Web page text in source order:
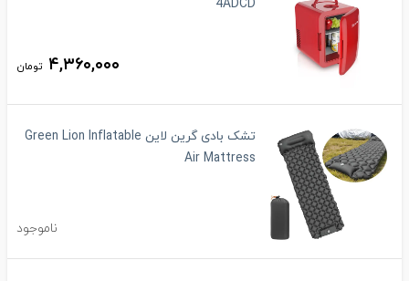
4ADCD
۴,۳۶۰,۰۰۰ تومان
تشک بادی گرین لاین Green Lion Inflatable
Air Mattress
ناموجود